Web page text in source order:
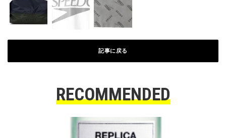
記事に戻る
RECOMMENDED